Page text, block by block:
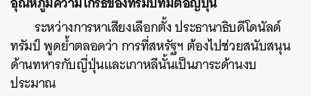
ระหว่างการหาเสียงเลือกตั้ง ประธานาธิบดีโดนัลด์
ทรัมป์ พูดย้ำตลอดว่า การที่สหรัฐฯ ต้องไปช่วยสนับสนุน
ด้านทหารกับญี่ปุ่นและเกาหลีนั้นเป็นภาระด้านงบ
ประมาณ